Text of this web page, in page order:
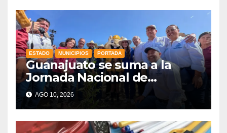
ESTADO MUNICIPIOS PORTADA
Guanajuato se suma a la
Jornada Nacional de
Reforestación con la meta de
sembrar 4,580 plantas
AGO 10, 2026